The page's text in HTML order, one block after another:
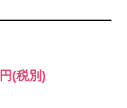
円(税別)